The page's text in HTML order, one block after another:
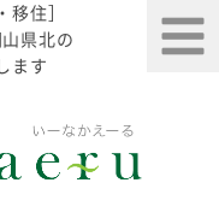
移住］
県北の
ます